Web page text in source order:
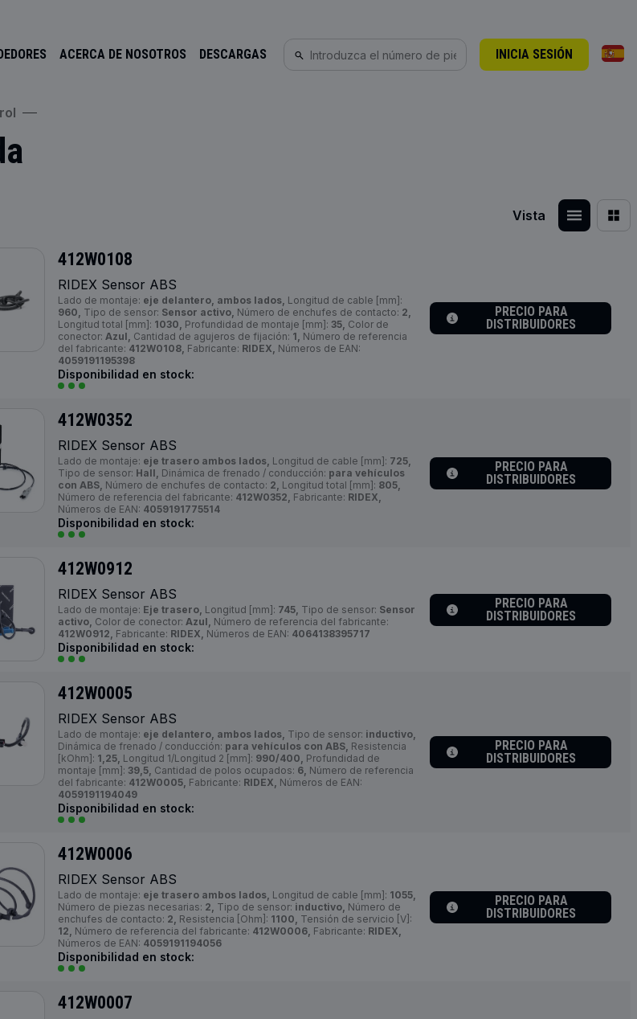
ACERCA DE NOSOTROS DESCARGAS INICIA SESIÓN
Vista
412W0108
RIDEX Sensor ABS
Lado de montaje: eje delantero, ambos lados, Longitud de cable [mm]:
960, Tipo de sensor: Sensor activo, Número de enchufes de contacto: 2,
Longitud total [mm]: 1030, Profundidad de montaje [mm]: 35, Color de
conector: Azul, Cantidad de agujeros de fijación: 1, Número de referencia
del fabricante: 412W0108, Fabricante: RIDEX, Números de EAN:
4059191195398
Disponibilidad en stock:
PRECIO PARA
DISTRIBUIDORES
412W0352
RIDEX Sensor ABS
Lado de montaje: eje trasero ambos lados, Longitud de cable [mm]: 725,
Tipo de sensor: Hall, Dinámica de frenado / conducción: para vehículos
con ABS, Número de enchufes de contacto: 2, Longitud total [mm]: 805,
Número de referencia del fabricante: 412W0352, Fabricante: RIDEX,
Números de EAN: 4059191775514
Disponibilidad en stock:
PRECIO PARA
DISTRIBUIDORES
412W0912
RIDEX Sensor ABS
Lado de montaje: Eje trasero, Longitud [mm]: 745, Tipo de sensor: Sensor
activo, Color de conector: Azul, Número de referencia del fabricante:
412W0912, Fabricante: RIDEX, Números de EAN: 4064138395717
Disponibilidad en stock:
PRECIO PARA
DISTRIBUIDORES
412W0005
RIDEX Sensor ABS
Lado de montaje: eje delantero, ambos lados, Tipo de sensor: inductivo,
Dinámica de frenado / conducción: para vehículos con ABS, Resistencia
[kOhm]: 1,25, Longitud 1/Longitud 2 [mm]: 990/400, Profundidad de
montaje [mm]: 39,5, Cantidad de polos ocupados: 6, Número de referencia
del fabricante: 412W0005, Fabricante: RIDEX, Números de EAN:
4059191194049
Disponibilidad en stock:
PRECIO PARA
DISTRIBUIDORES
412W0006
RIDEX Sensor ABS
Lado de montaje: eje trasero ambos lados, Longitud de cable [mm]: 1055,
Número de piezas necesarias: 2, Tipo de sensor: inductivo, Número de
enchufes de contacto: 2, Resistencia [Ohm]: 1100, Tensión de servicio [V]:
12, Número de referencia del fabricante: 412W0006, Fabricante: RIDEX,
Números de EAN: 4059191194056
Disponibilidad en stock:
PRECIO PARA
DISTRIBUIDORES
412W0007